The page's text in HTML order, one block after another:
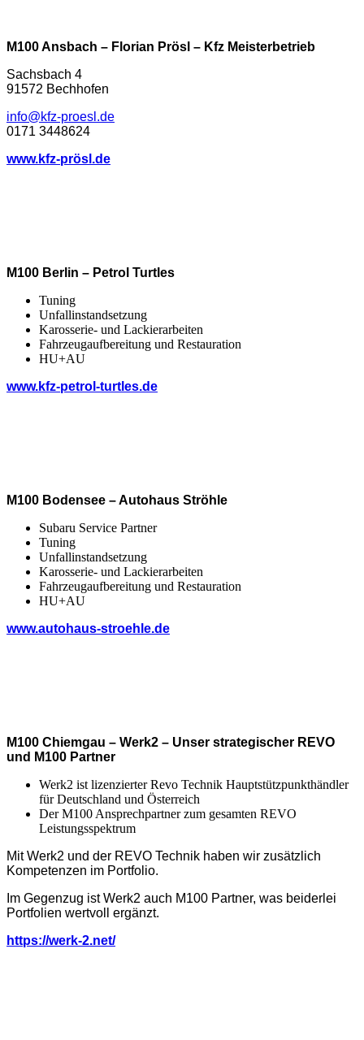
M100 Ansbach – Florian Prösl – Kfz Meisterbetrieb
Sachsbach 4
91572 Bechhofen
info@kfz-proesl.de
0171 3448624
www.kfz-prösl.de
M100 Berlin – Petrol Turtles
Tuning
Unfallinstandsetzung
Karosserie- und Lackierarbeiten
Fahrzeugaufbereitung und Restauration
HU+AU
www.kfz-petrol-turtles.de
M100 Bodensee – Autohaus Ströhle
Subaru Service Partner
Tuning
Unfallinstandsetzung
Karosserie- und Lackierarbeiten
Fahrzeugaufbereitung und Restauration
HU+AU
www.autohaus-stroehle.de
M100 Chiemgau – Werk2 – Unser strategischer REVO
und M100 Partner
Werk2 ist lizenzierter Revo Technik Hauptstützpunkthändler
für Deutschland und Österreich
Der M100 Ansprechpartner zum gesamten REVO
Leistungsspektrum
Mit Werk2 und der REVO Technik haben wir zusätzlich
Kompetenzen im Portfolio.
Im Gegenzug ist Werk2 auch M100 Partner, was beiderlei
Portfolien wertvoll ergänzt.
https://werk-2.net/